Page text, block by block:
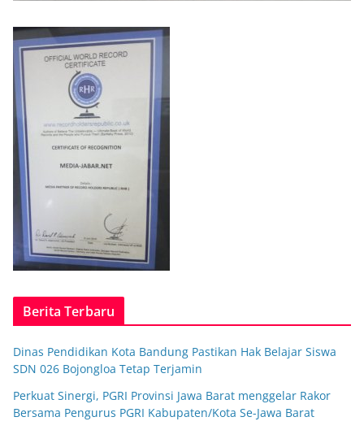
Berita Terbaru
Dinas Pendidikan Kota Bandung Pastikan Hak Belajar Siswa
SDN 026 Bojongloa Tetap Terjamin
Perkuat Sinergi, PGRI Provinsi Jawa Barat menggelar Rakor
Bersama Pengurus PGRI Kabupaten/Kota Se-Jawa Barat